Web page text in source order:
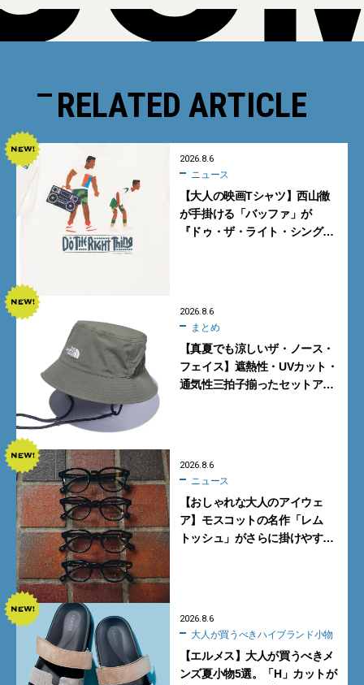
RELATED ARTICLE
2026.8.6
ニュース
【大人の映画Tシャツ】西山徹
が手掛ける「バッファ」が
『ドゥ・ザ・ライト・シング』
2026.8.6
まとめ
【真夏でも涼しいザ・ノース・
フェイス】遮熱性・UVカット・
通気性三拍子揃ったセットアッ
2026.8.6
ニュース
【おしゃれな大人のアイウェ
ア】モスコットの名作「レム
トッシュ」がさらに掛けやす
2026.8.6
大人が買うべきハイブランド小物
【エルメス】大人が買うべきメ
ンズ夏小物5選。「H」カットが